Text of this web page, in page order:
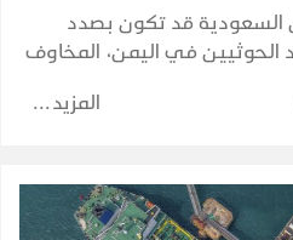
السعودية قد تكون بصدد
الحوثيين في اليمن، المخاوف
حرب برية مباشرة. لكن الأدلة
احترازي وإعادة تموضع
المزيد